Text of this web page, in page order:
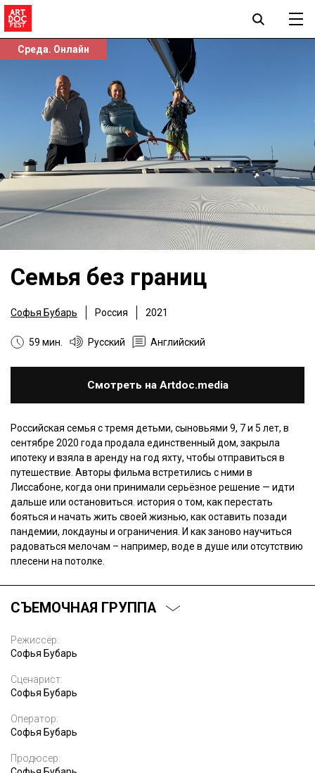
Среда. Онлайн
Семья без границ
Софья Бубарь Россия 2021
59 мин. Русский Английский
Смотреть на Artdoc.media
Российская семья с тремя детьми, сыновьями 9, 7 и 5 лет, в
сентябре 2020 года продала единственный дом, закрыла
ипотеку и взяла в аренду на год яхту, чтобы отправиться в
путешествие. Авторы фильма встретились с ними в
Лиссабоне, когда они принимали серьёзное решение — идти
дальше или остановиться. история о том, как перестать
бояться и начать жить своей жизнью, как оставить позади
пандемии, локдауны и ограничения. И как заново научиться
радоваться мелочам – например, воде в душе или отсутствию
плесени на потолке.
СЪЕМОЧНАЯ ГРУППА
Режиссёр:
Софья Бубарь
Сценарист:
Софья Бубарь
Оператор:
Софья Бубарь
Продюсер: